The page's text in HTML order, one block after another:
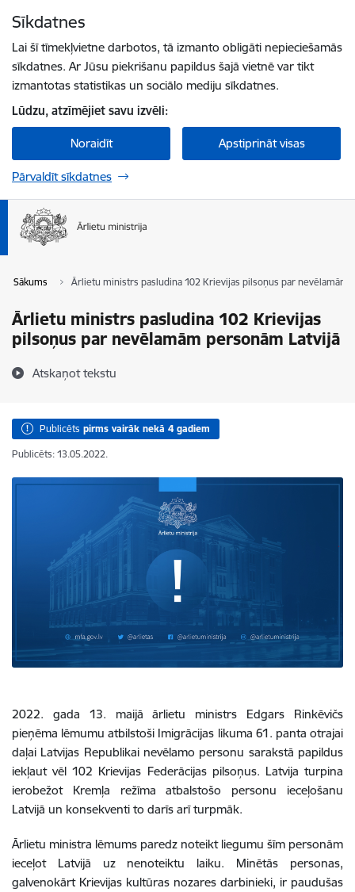
Sīkdatnes
Lai šī tīmekļvietne darbotos, tā izmanto obligāti nepieciešamās
sīkdatnes. Ar Jūsu piekrišanu papildus šajā vietnē var tikt
izmantotas statistikas un sociālo mediju sīkdatnes.
Lūdzu, atzīmējiet savu izvēli:
Noraidīt Apstiprināt visas
Pārvaldīt sīkdatnes
Sākums Ārlietu ministrs pasludina 102 Krievijas pilsoņus par nevēlamām
Ārlietu ministrs pasludina 102 Krievijas
pilsoņus par nevēlamām personām Latvijā
Atskaņot tekstu
Publicēts pirms vairāk nekā 4 gadiem
Publicēts: 13.05.2022.
2022. gada 13. maijā ārlietu ministrs Edgars Rinkēvičs
pieņēma lēmumu atbilstoši Imigrācijas likuma 61. panta otrajai
daļai Latvijas Republikai nevēlamo personu sarakstā papildus
iekļaut vēl 102 Krievijas Federācijas pilsoņus. Latvija turpina
ierobežot Kremļa režīma atbalstošo personu ieceļošanu
Latvijā un konsekventi to darīs arī turpmāk.
Ārlietu ministra lēmums paredz noteikt liegumu šīm personām
ieceļot Latvijā uz nenoteiktu laiku. Minētās personas,
galvenokārt Krievijas kultūras nozares darbinieki, ir paudušas